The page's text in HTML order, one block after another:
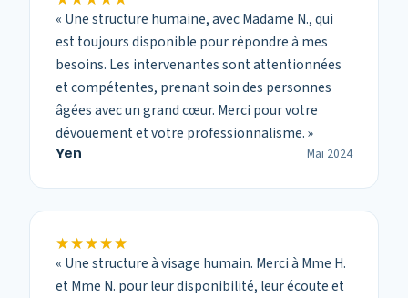
« Une structure humaine, avec Madame N., qui
est toujours disponible pour répondre à mes
besoins. Les intervenantes sont attentionnées
et compétentes, prenant soin des personnes
âgées avec un grand cœur. Merci pour votre
dévouement et votre professionnalisme.»
Yen Mai 2024
★★★★★
★★★★★
« Une structure à visage humain. Merci à Mme H.
et Mme N. pour leur disponibilité, leur écoute et